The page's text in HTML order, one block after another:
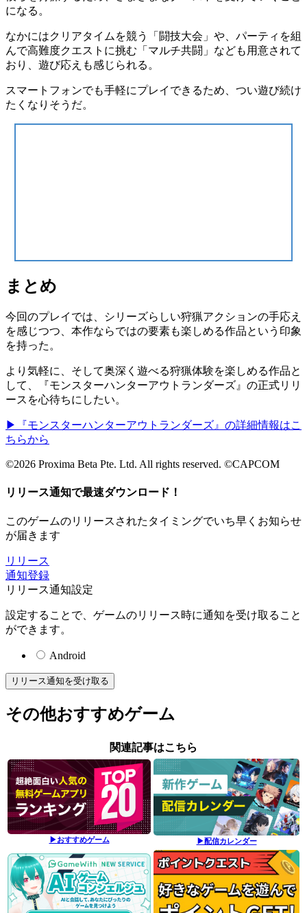
になる。
なかにはクリアタイムを競う 「闘技大会」 や、パーティを組
んで高難度クエストに挑む 「マルチ共闘」 なども用意されて
おり、遊び応えも感じられる。
スマートフォンでも手軽にプレイできるため、つい遊び続け
たくなりそうだ。
まとめ
今回のプレイでは、シリーズらしい狩猟アクションの手応え
を感じつつ、本作ならではの要素も楽しめる作品という印象
を持った。
より気軽に、そして奥深く遊べる狩猟体験を楽しめる作品と
して、『モンスターハンターアウトランダーズ』の正式リリ
ースを心待ちにしたい。
▶『モンスターハンターアウトランダーズ』の詳細情報はこ
ちらから
©2026 Proxima Beta Pte. Ltd. All rights reserved. ©CAPCOM
リリース通知で最速ダウンロード！
このゲームのリリースされたタイミングでいち早くお知らせ
が届きます
リリース
通知登録
リリース通知設定
設定することで、ゲームのリリース時に通知を受け取ること
ができます。
Android
リリース通知を受け取る
その他おすすめゲーム
関連記事はこちら
▶おすすめゲーム ▶配信カレンダー